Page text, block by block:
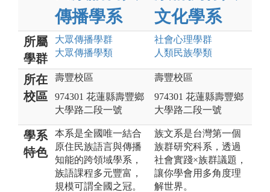
傳播學系
文化學系
所屬
學群
大眾傳播學群
大眾傳播學類
社會心理學群
人類民族學類
所在
校區
壽豐校區
974301 花蓮縣壽豐鄉
大學路二段一號
壽豐校區
974301 花蓮縣壽豐鄉
大學路二段一號
學系
特色
本系是全國唯一結合
原住民族語言與傳播
知能的跨領域學系，
族語課程多元豐富，
規模可謂全國之冠。
族文系是台灣第一個
族群研究科系，透過
社會實踐×族群議題，
讓你學會用多角度理
解世界。